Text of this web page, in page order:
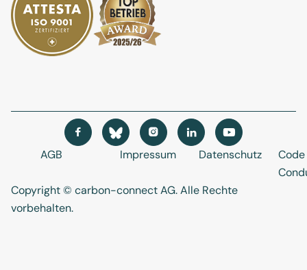
Copyright © carbon-connect AG. Alle Rechte
vorbehalten.
AGB Impressum Datenschutz
   